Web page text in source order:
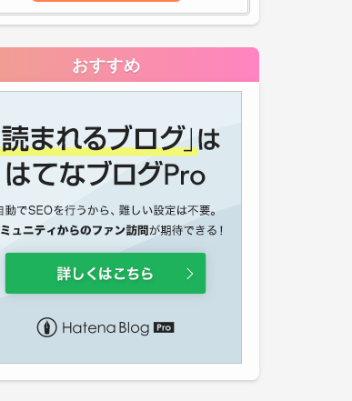
おすすめ